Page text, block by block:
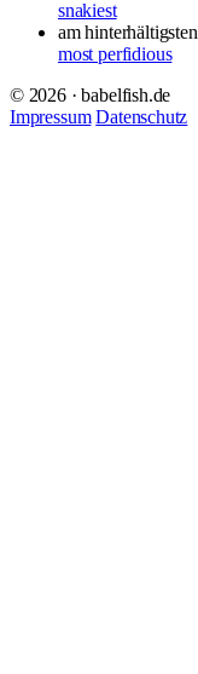
snakiest
am hinterhältigsten
most perfidious
© 2026 · babelfish.de
Impressum Datenschutz